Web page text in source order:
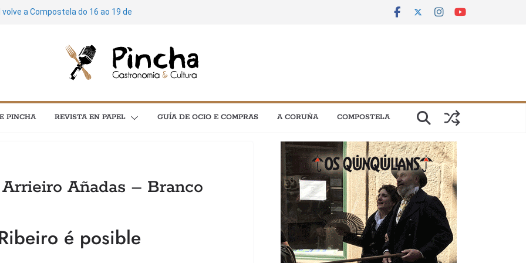
volve a Compostela do 16 ao 19 de
festivais e exposicións
soará ao ritmo do Feito a Man do
e cinema protagonizan unha
Coruñesas e A Artesa da Moza
e astronomía no menú “As
PINCHA REVISTA EN PAPEL GUÍA DE OCIO E COMPRAS A CORUÑA COMPOSTELA
Añadas – Branco
é posible